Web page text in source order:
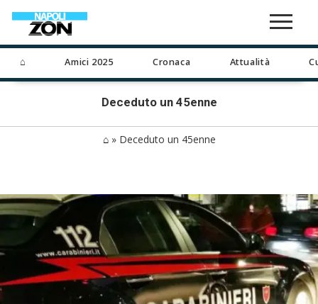
⌂ Amici 2025 Cronaca Attualità
Deceduto un 45enne
⌂» Deceduto un 45enne